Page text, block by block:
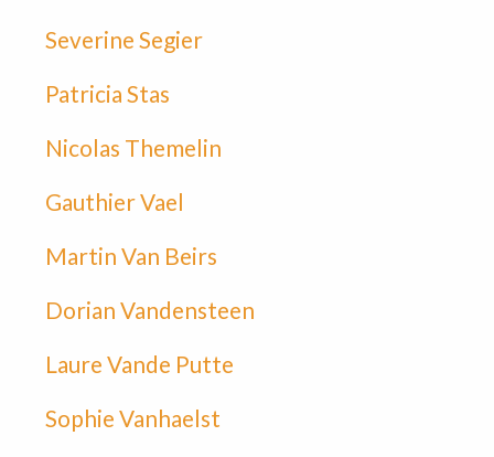
Severine Segier
Patricia Stas
Nicolas Themelin
Gauthier Vael
Martin Van Beirs
Dorian Vandensteen
Laure Vande Putte
Sophie Vanhaelst